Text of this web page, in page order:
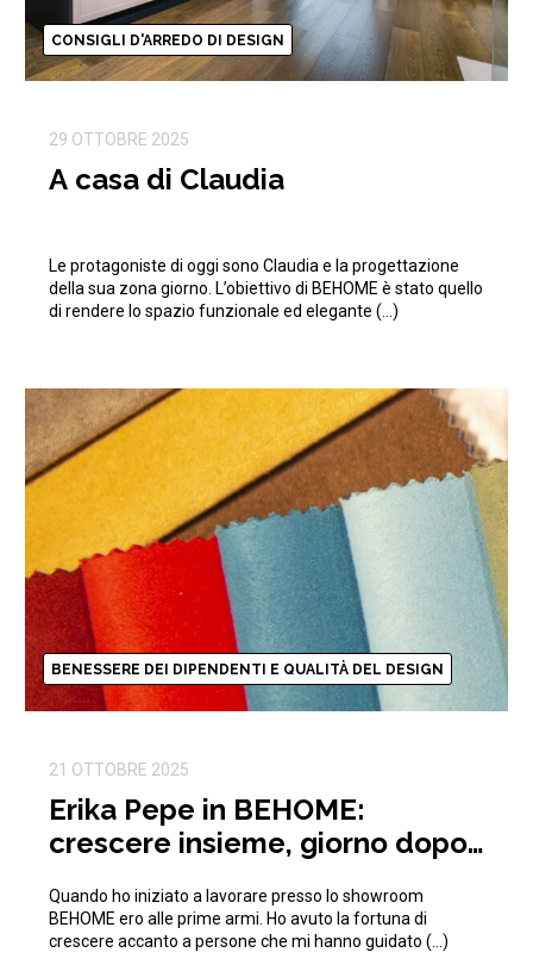
CONSIGLI D'ARREDO DI DESIGN
29 OTTOBRE 2025
A casa di Claudia
Le protagoniste di oggi sono Claudia e la progettazione
della sua zona giorno. L’obiettivo di BEHOME è stato quello
di rendere lo spazio funzionale ed elegante (…)
BENESSERE DEI DIPENDENTI E QUALITÀ DEL DESIGN
21 OTTOBRE 2025
Erika Pepe in BEHOME:
crescere insieme, giorno dopo
Quando ho iniziato a lavorare presso lo showroom
BEHOME ero alle prime armi. Ho avuto la fortuna di
crescere accanto a persone che mi hanno guidato (…)